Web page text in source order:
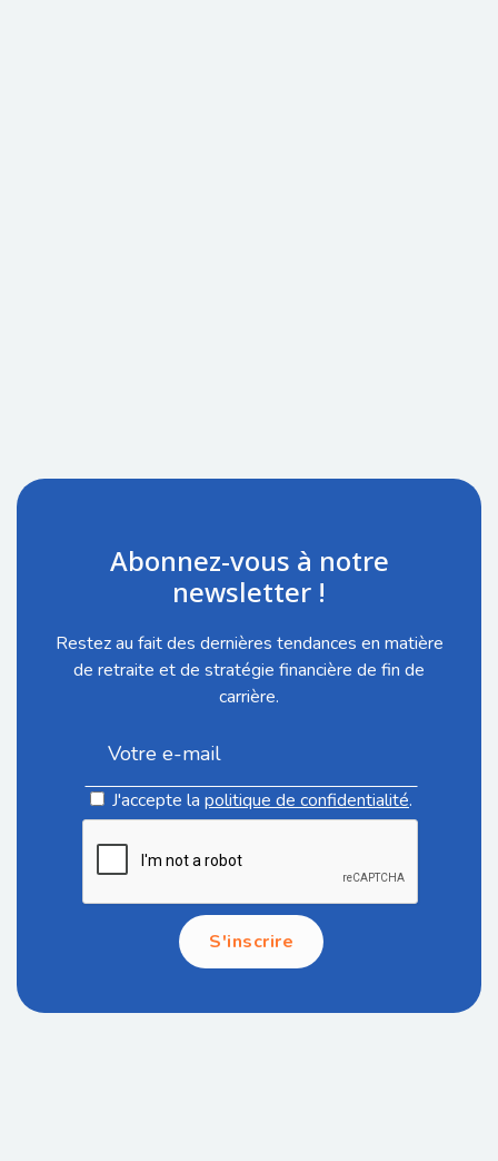
Abonnez-vous à notre
newsletter !
Restez au fait des dernières tendances en matière
de retraite et de stratégie financière de fin de
carrière.
J'accepte la politique de confidentialité.